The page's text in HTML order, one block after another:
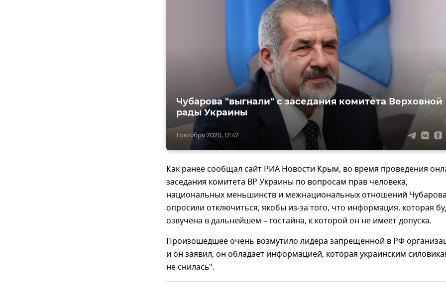
1 октября 2020, 12:47
Чубарова "выгнали" с заседания комитета Верховной
рады Украины
Как ранее сообщал сайт РИА Новости Крым, во время проведения
заседания комитета ВР Украины по вопросам прав человека,
национальных меньшинств и межнациональных отношений
опросили отключиться, якобы из-за того, что информация, которая
озвучена в дальнейшем – гостайна, к которой он не имеет допуска.
Произошедшее очень возмутило лидера запрещенной в РФ
и он заявил, он обладает информацией, которая украинским
не снилась".